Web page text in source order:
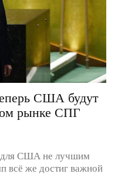
США будут
рынке СПГ
для США не лучшим
всё же достиг важной